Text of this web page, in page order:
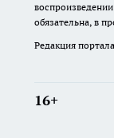
обязательна, в
Редакция
16+